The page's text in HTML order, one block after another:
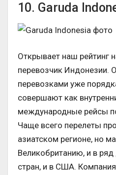
10. Garuda
Открывает наш рейтинг
перевозчик Индонезии.
перевозками уже
совершают как
международные рейсы
Чаще всего перелеты
азиатском регионе, но
Великобританию, и в ряд
стран, и в США.